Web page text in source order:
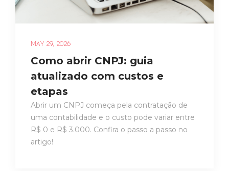
MAY 29, 2026
Como abrir CNPJ: guia
atualizado com custos e
etapas
Abrir um CNPJ começa pela contratação de
uma contabilidade e o custo pode variar entre
R$ 0 e R$ 3.000. Confira o passo a passo no
artigo!